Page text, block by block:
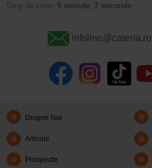
Timp de citire: 5 minute, 7 secunde
infoline@catena.ro
Despre Noi
Articole
Prospecte